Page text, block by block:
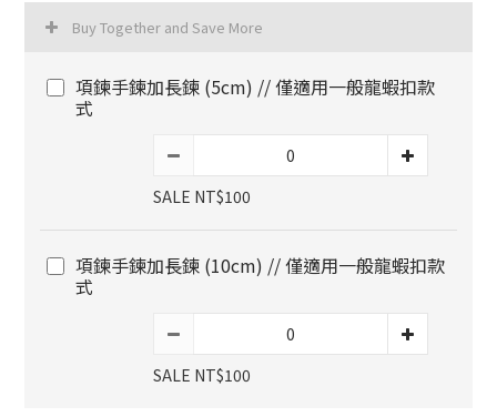
Buy Together and Save More
項鍊手鍊加長鍊 (5cm) // 僅適用一般龍蝦扣款
式
SALE NT$100
項鍊手鍊加長鍊 (10cm) // 僅適用一般龍蝦扣款
式
SALE NT$100